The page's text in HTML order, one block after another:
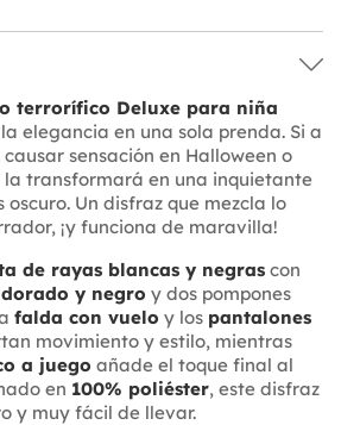
terrorífico Deluxe para niña
elegancia en una sola prenda. Si a
sensación en Halloween o
transformará en una inquietante
Un disfraz que mezcla lo
¡y funciona de maravilla!
de rayas blancas y negras con
y negro y dos pompones
falda con vuelo y los pantalones
movimiento y estilo, mientras
a juego añade el toque final al
en 100% poliéster, este disfraz
y muy fácil de llevar.